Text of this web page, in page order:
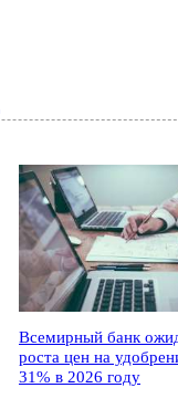
Всемирный банк
роста цен на
31% в 2026 году